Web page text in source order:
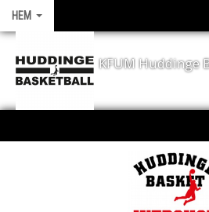
HEM
KFUM Huddinge